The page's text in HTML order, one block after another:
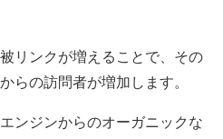
リンクが増えることで、その
らの訪問者が増加します。
ンジンからのオーガニックな